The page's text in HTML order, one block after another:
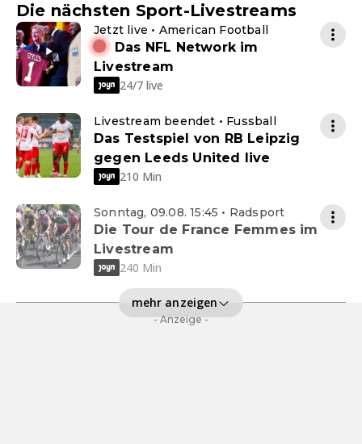
Die nächsten Sport-Livestreams
Jetzt live • American Football
Das NFL Network im
Livestream
24/7 live
Livestream beendet • Fussball
Das Testspiel von RB Leipzig
gegen Leeds United live
210 Min
Sonntag, 09.08. 15:45 • Radsport
Die Tour de France Femmes im
Livestream
240 Min
mehr anzeigen
- Anzeige -